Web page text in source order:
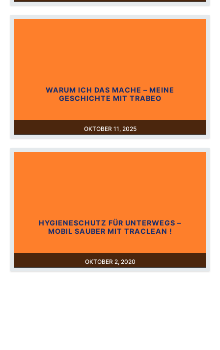
OKTOBER 11, 2025
WARUM ICH DAS MACHE – MEINE
GESCHICHTE MIT TRABEO
OKTOBER 2, 2020
HYGIENESCHUTZ FÜR UNTERWEGS –
MOBIL SAUBER MIT TRACLEAN !